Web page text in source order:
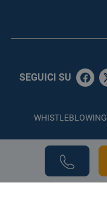
SEGUICI SU
WHISTLEBLOWING
ACCESSIBILITÀ
COOKIE POLICY